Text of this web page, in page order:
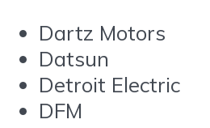
Dartz Motors
Datsun
Detroit Electric
DFM